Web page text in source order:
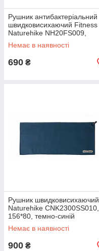
Рушник антибактеріальний
швидковисихаючий Fitness
Naturehike NH20FS009,
160*80, чорний
Немає в наявності
690 ₴
Рушник швидковисихаючий
Naturehike CNK2300SS010,
156*80, темно-синій
Немає в наявності
900 ₴